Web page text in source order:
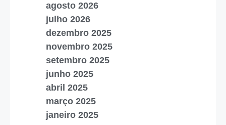
agosto 2026
julho 2026
dezembro 2025
novembro 2025
setembro 2025
junho 2025
abril 2025
março 2025
janeiro 2025